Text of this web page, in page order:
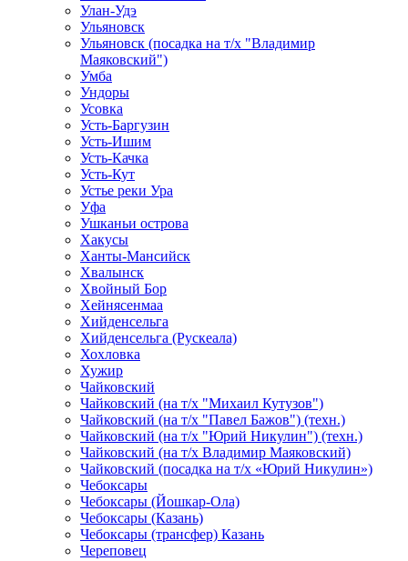
Улан-Удэ
Ульяновск
Ульяновск (посадка на т/х "Владимир
Маяковский")
Умба
Ундоры
Усовка
Усть-Баргузин
Усть-Ишим
Усть-Качка
Усть-Кут
Устье реки Ура
Уфа
Ушканьи острова
Хакусы
Ханты-Мансийск
Хвалынск
Хвойный Бор
Хейнясенмаа
Хийденсельга
Хийденсельга (Рускеала)
Хохловка
Хужир
Чайковский
Чайковский (на т/х "Михаил Кутузов")
Чайковский (на т/х "Павел Бажов") (техн.)
Чайковский (на т/х "Юрий Никулин") (техн.)
Чайковский (на т/х Владимир Маяковский)
Чайковский (посадка на т/х «Юрий Никулин»)
Чебоксары
Чебоксары (Йошкар-Ола)
Чебоксары (Казань)
Чебоксары (трансфер) Казань
Череповец